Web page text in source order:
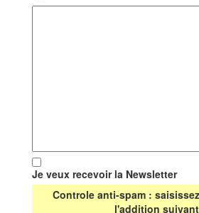
Je veux recevoir la Newsletter
Controle anti-spam :
l'addition